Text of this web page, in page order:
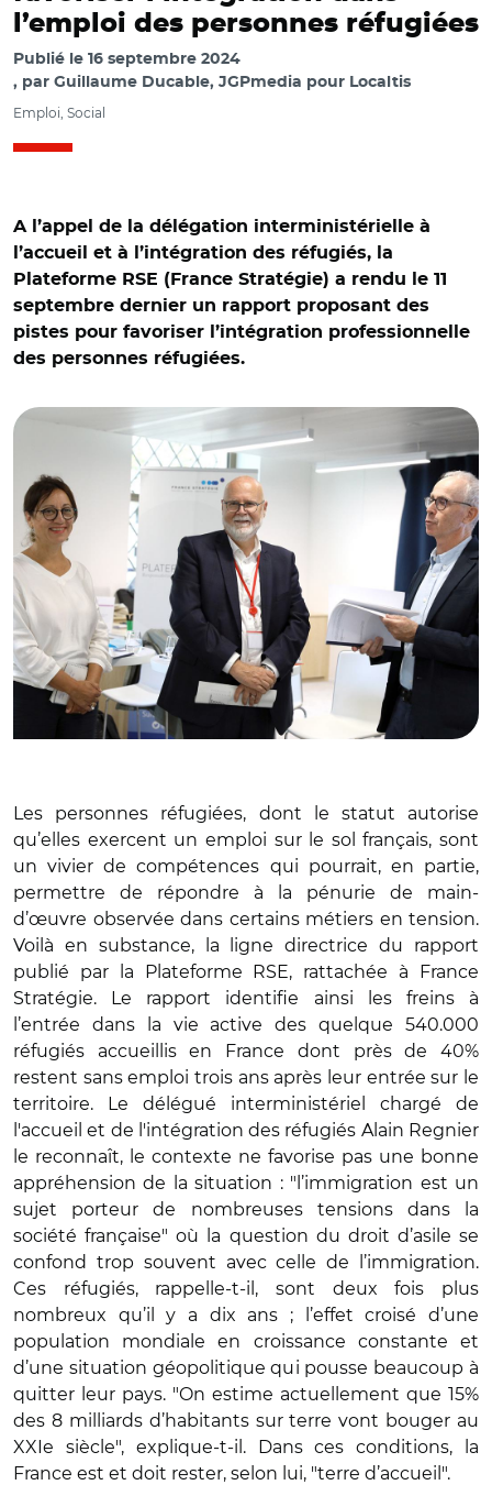
l’emploi des personnes réfugiées
Publié le 16 septembre 2024
par Guillaume Ducable, JGPmedia pour Localtis
Emploi, Social
A l’appel de la délégation interministérielle à
l’accueil et à l’intégration des réfugiés, la
Plateforme RSE (France Stratégie) a rendu le 11
septembre dernier un rapport proposant des
pistes pour favoriser l’intégration professionnelle
des personnes réfugiées.
© @DIRefugies/ Alain Régnier (au centre) lors de la
présentation du rapport proposant des pistes pour
favoriser l’intégration professionnelle des personnes
Les personnes réfugiées, dont le statut autorise
qu’elles exercent un emploi sur le sol français, sont
un vivier de compétences qui pourrait, en partie,
permettre de répondre à la pénurie de main-
d’œuvre observée dans certains métiers en tension.
Voilà en substance, la ligne directrice du rapport
publié par la Plateforme RSE, rattachée à France
Stratégie. Le rapport identifie ainsi les freins à
l’entrée dans la vie active des quelque 540.000
réfugiés accueillis en France dont près de 40%
restent sans emploi trois ans après leur entrée sur le
territoire. Le délégué interministériel chargé de
l'accueil et de l'intégration des réfugiés Alain Regnier
le reconnaît, le contexte ne favorise pas une bonne
appréhension de la situation : "l’immigration est un
sujet porteur de nombreuses tensions dans la
société française" où la question du droit d’asile se
confond trop souvent avec celle de l’immigration.
Ces réfugiés, rappelle-t-il, sont deux fois plus
nombreux qu’il y a dix ans ; l’effet croisé d’une
population mondiale en croissance constante et
d’une situation géopolitique qui pousse beaucoup à
quitter leur pays. "On estime actuellement que 15%
des 8 milliards d’habitants sur terre vont bouger au
XXIe siècle", explique-t-il. Dans ces conditions, la
France est et doit rester, selon lui, "terre d’accueil".